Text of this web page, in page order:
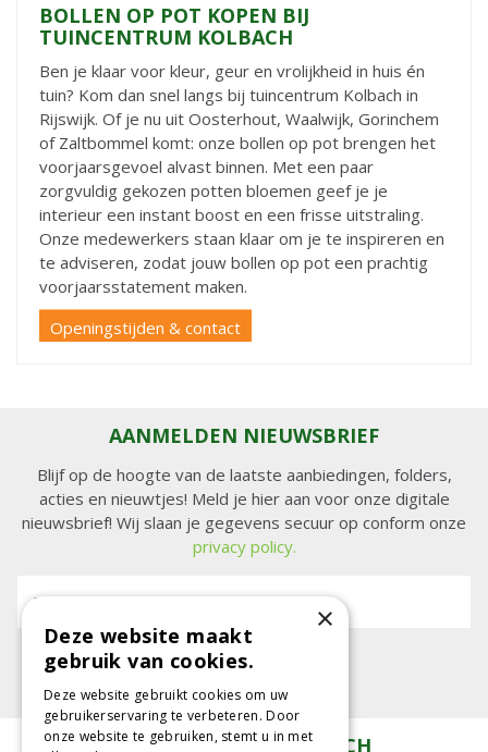
BOLLEN OP POT KOPEN BIJ
TUINCENTRUM KOLBACH
Ben je klaar voor kleur, geur en vrolijkheid in huis én
tuin? Kom dan snel langs bij tuincentrum Kolbach in
Rijswijk. Of je nu uit Oosterhout, Waalwijk, Gorinchem
of Zaltbommel komt: onze bollen op pot brengen het
voorjaarsgevoel alvast binnen. Met een paar
zorgvuldig gekozen potten bloemen geef je je
interieur een instant boost en een frisse uitstraling.
Onze medewerkers staan klaar om je te inspireren en
te adviseren, zodat jouw bollen op pot een prachtig
voorjaarsstatement maken.
Openingstijden & contact
AANMELDEN NIEUWSBRIEF
Blijf op de hoogte van de laatste aanbiedingen, folders,
acties en nieuwtjes! Meld je hier aan voor onze digitale
nieuwsbrief! Wij slaan je gegevens secuur op conform onze
privacy policy.
E-mailadres:
TUINCENTRUM KOLBACH
×
Deze website maakt
gebruik van cookies.
Deze website gebruikt cookies om uw
gebruikerservaring te verbeteren. Door
onze website te gebruiken, stemt u in met